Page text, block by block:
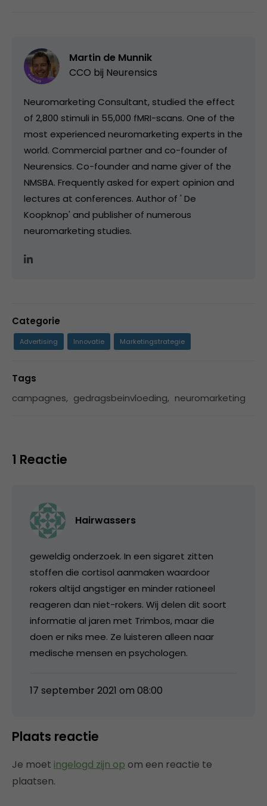
Martin de Munnik
CCO bij Neurensics
Neuromarketing Consultant, studied the effect
of 2,800 stimuli in 55,000 fMRI-scans. One of the
most experienced neuromarketing experts in the
world. Commercial partner and co-founder of
Neurensics. Co-founder and name giver of the
NMSBA. Frequently asked for expert opinion and
lectures at conferences. Author of ' De
Koopknop' and publisher of numerous
neuromarketing studies.
Categorie
Advertising Innovatie Marketingstrategie
Tags
campagnes, gedragsbeinvloeding, neuromarketing
1 Reactie
Hairwassers
geweldig onderzoek. In een sigaret zitten
stoffen die cortisol aanmaken waardoor
rokers altijd angstiger en minder rationeel
reageren dan niet-rokers. Wij delen dit soort
informatie al jaren met Trimbos, maar die
doen er niks mee. Ze luisteren alleen naar
medische mensen en psychologen.
17 september 2021 om 08:00
Plaats reactie
Je moet ingelogd zijn op om een reactie te
plaatsen.